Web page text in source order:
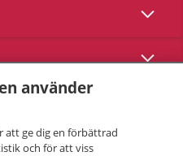
Visa
Visa
använder
att ge dig en förbättrad
och för att viss